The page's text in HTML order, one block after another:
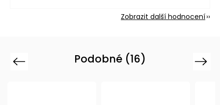
Zobrazit další hodnocení
Podobné (16)
Previous Next